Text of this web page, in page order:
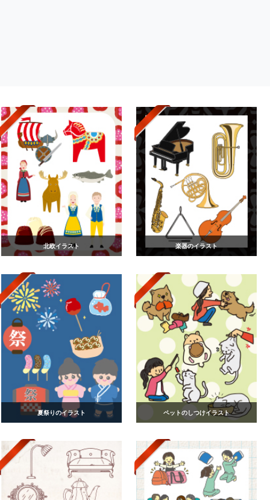
北欧イラスト 楽器のイラスト
夏祭りのイラスト ペットのしつけイラスト